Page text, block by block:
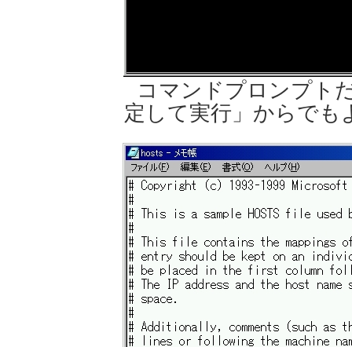
コマンドプロンプト
定して実行」からでも